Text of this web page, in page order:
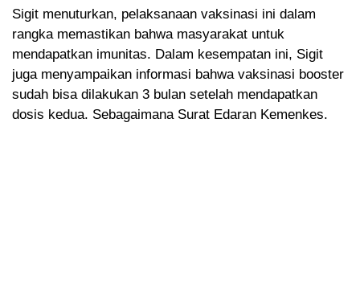
Sigit menuturkan, pelaksanaan vaksinasi ini dalam
rangka memastikan bahwa masyarakat untuk
mendapatkan imunitas. Dalam kesempatan ini, Sigit
juga menyampaikan informasi bahwa vaksinasi booster
sudah bisa dilakukan 3 bulan setelah mendapatkan
dosis kedua. Sebagaimana Surat Edaran Kemenkes.